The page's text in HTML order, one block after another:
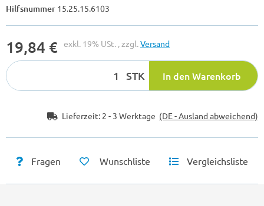
Hilfsnummer 15.25.15.6103
19,84 € exkl. 19% USt. , zzgl.Versand
STK In den Warenkorb
Lieferzeit: 2 - 3 Werktage (DE - Ausland abweichend)
Fragen Wunschliste Vergleichsliste